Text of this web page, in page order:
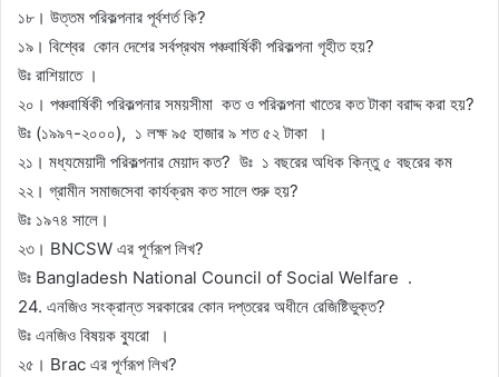
১৮। উত্তম পরিকল্পনার পূর্বশর্ত কি?
১৯। বিশ্বের কোন দেশের সর্বপ্রথম পঞ্চবার্ষিকী পরিকল্পনা গৃহীত হয়?
উঃ রাশিয়াতে ।
২০। পঞ্চবার্ষিকী পরিকল্পনার সময়সীমা কত ও পরিকল্পনা খাতের কত টাকা বরাদ্দ করা হয়?
উঃ (১৯৯৭-২০০০), ১ লক্ষ ৯৫ হাজার ৯ শত ৫২ টাকা ।
২১। মধ্যমেয়াদী পরিকল্পনার মেয়াদ কত? উঃ ১ বছরের অধিক কিন্তু ৫ বছরের কম
২২। গ্রামীন সমাজসেবা কার্যক্রম কত সালে শুরু হয়?
উঃ ১৯৭৪ সালে।
২৩। BNCSW এর পূর্ণরূপ লিখ?
উঃ Bangladesh National Council of Social Welfare .
24. এনজিও সংক্রান্ত সরকারের কোন দপ্তরের অধীনে রেজিষ্টিভুক্ত?
উঃ এনজিও বিষয়ক ব্যুরো ।
২৫। Brac এর পূর্ণরূপ লিখ?